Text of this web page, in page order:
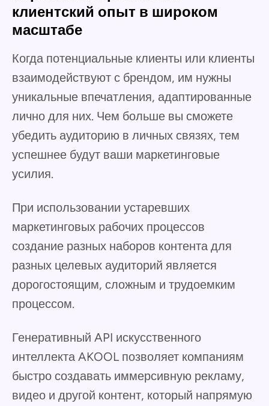
клиентский опыт в широком
масштабе
Когда потенциальные клиенты или клиенты
взаимодействуют с брендом, им нужны
уникальные впечатления, адаптированные
лично для них. Чем больше вы сможете
убедить аудиторию в личных связях, тем
успешнее будут ваши маркетинговые
усилия.
При использовании устаревших
маркетинговых рабочих процессов
создание разных наборов контента для
разных целевых аудиторий является
дорогостоящим, сложным и трудоемким
процессом.
Генеративный API искусственного
интеллекта AKOOL позволяет компаниям
быстро создавать иммерсивную рекламу,
видео и другой контент, который напрямую